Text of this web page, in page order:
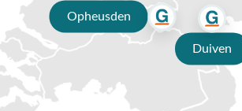
✔ Gratis verzending vanaf €50,-
✔ 3 fysieke showrooms
Opheusden
Duiven